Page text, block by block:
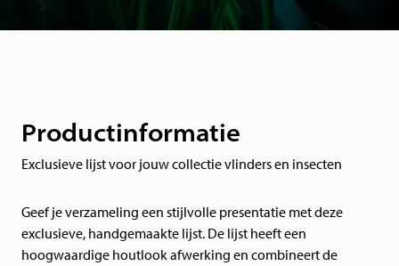
Productinformatie
Exclusieve lijst voor jouw collectie vlinders en insecten
Geef je verzameling een stijlvolle presentatie met deze
exclusieve, handgemaakte lijst. De lijst heeft een
hoogwaardige houtlook afwerking en combineert de